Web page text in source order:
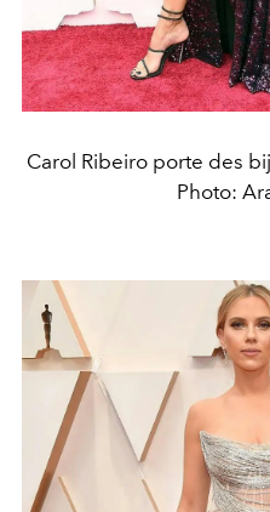
Carol Ribeiro porte des
Photo: